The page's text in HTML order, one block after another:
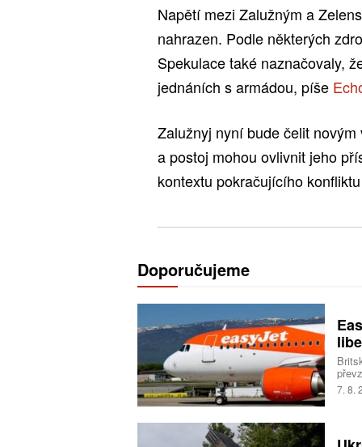
Napětí mezi Zalužným a
nahrazen. Podle některých
Spekulace také naznačovaly,
jednáních s armádou, píše
Zalužnyj nyní bude čelit
a postoj mohou ovlivnit jeho
kontextu pokračujícího
Doporučujeme
7. 8.